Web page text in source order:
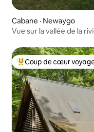
Cabane · Newaygo
Vue sur la vallée de la
Coup de cœur
Coup de cœur